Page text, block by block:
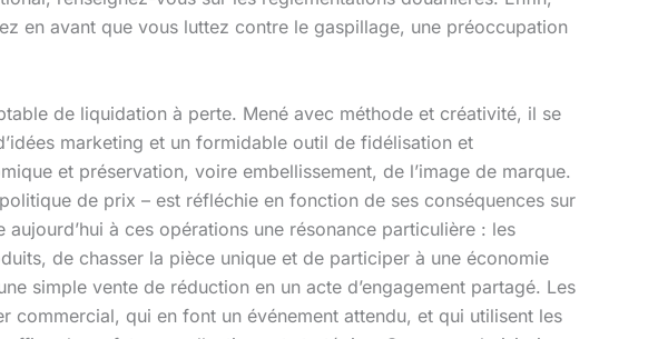
en avant que vous luttez contre le gaspillage, une préoccupation
de liquidation à perte. Mené avec méthode et créativité, il se
marketing et un formidable outil de fidélisation et
et préservation, voire embellissement, de l’image de marque.
de prix – est réfléchie en fonction de ses conséquences sur
à ces opérations une résonance particulière : les
de chasser la pièce unique et de participer à une économie
simple vente de réduction en un acte d’engagement partagé. Les
qui en font un événement attendu, et qui utilisent les